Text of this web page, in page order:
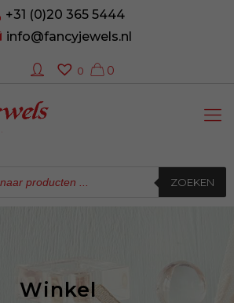
+31 (0)20 365 5444
info@fancyjewels.nl
0
0
ZOEKEN
Winkel